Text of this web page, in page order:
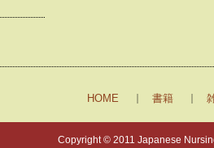
HOME 書籍
Copyright © 2011 Japanese